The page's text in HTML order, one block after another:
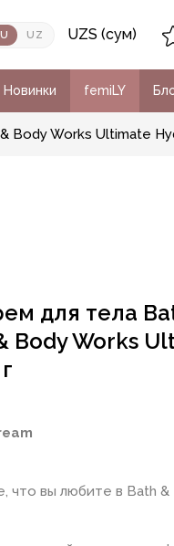
UZ UZS (сум)
Новинки femiLY
Body Works Ultimate
для тела
Body Works
что вы любите в Bath &